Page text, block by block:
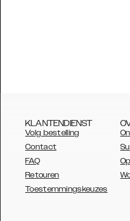
KLANTENDIENST
Volg bestelling
Contact
FAQ
Retouren
Toestemmingskeuzes